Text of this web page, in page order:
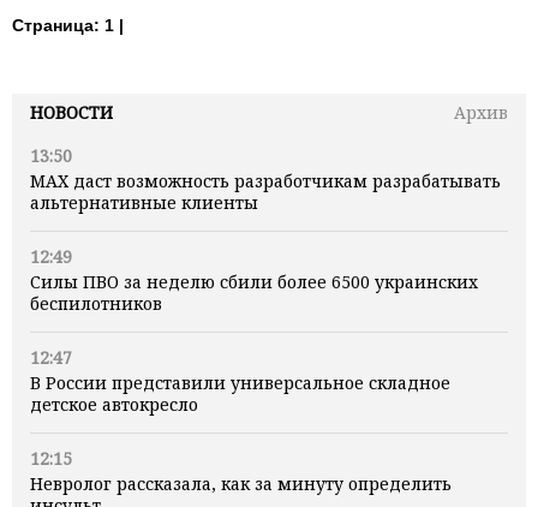
НОВОСТИ
Архив
13:50
MAX даст возможность разработчикам разрабатывать
альтернативные клиенты
12:49
Силы ПВО за неделю сбили более 6500 украинских
беспилотников
12:47
В России представили универсальное складное
детское автокресло
12:15
Невролог рассказала, как за минуту определить
Страница: 1 |